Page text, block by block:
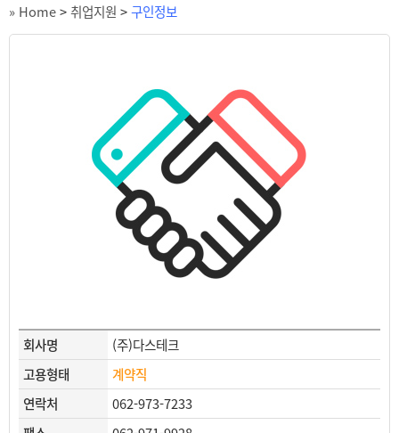
» Home>취업지원 >구인정보
회사명
(주)다스테크
고용형태
계약직
연락처
062-973-7233